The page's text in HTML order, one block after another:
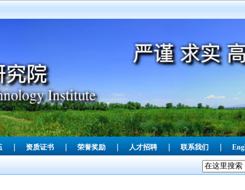
| 资质证书 | 荣誉奖励 | 人才招聘 | 联系我们 |